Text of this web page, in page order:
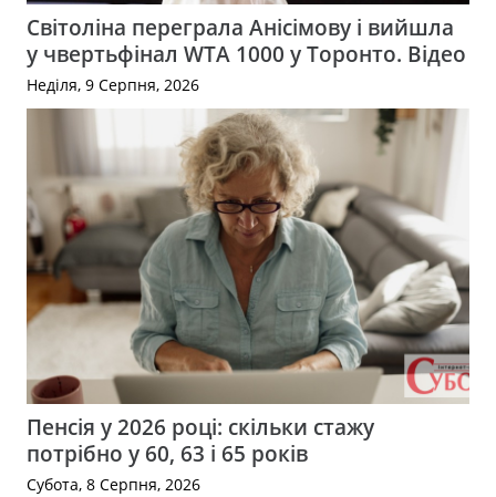
Світоліна переграла Анісімову і вийшла
у чвертьфінал WTA 1000 у Торонто. Відео
Неділя, 9 Серпня, 2026
Пенсія у 2026 році: скільки стажу
потрібно у 60, 63 і 65 років
Субота, 8 Серпня, 2026